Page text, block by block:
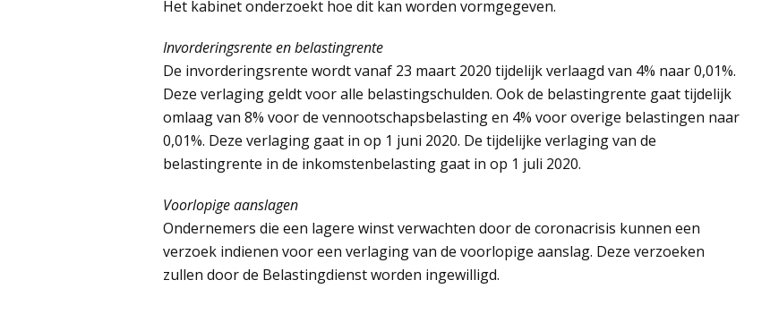
Het kabinet onderzoekt hoe dit kan worden vormgegeven.
Invorderingsrente en belastingrente
De invorderingsrente wordt vanaf 23 maart 2020 tijdelijk verlaagd van 4% naar 0,01%.
Deze verlaging geldt voor alle belastingschulden. Ook de belastingrente gaat tijdelijk
omlaag van 8% voor de vennootschapsbelasting en 4% voor overige belastingen naar
0,01%. Deze verlaging gaat in op 1 juni 2020. De tijdelijke verlaging van de
belastingrente in de inkomstenbelasting gaat in op 1 juli 2020.
Voorlopige aanslagen
Ondernemers die een lagere winst verwachten door de coronacrisis kunnen een
verzoek indienen voor een verlaging van de voorlopige aanslag. Deze verzoeken
zullen door de Belastingdienst worden ingewilligd.